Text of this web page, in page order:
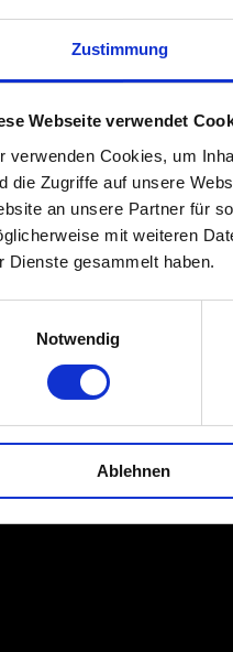
Zustimmung
Webseite verwendet
verwenden Cookies, um
die Zugriffe auf unsere
an unsere Partner für
mit weiteren
Dienste gesammelt haben.
Notwendig
Ablehnen
RAUMIDEEN |IMPRESSUM